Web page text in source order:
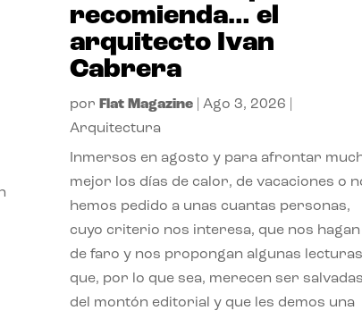
recomienda… el
arquitecto Ivan
Cabrera
por Flat Magazine| Ago 3, 2026
Arquitectura
Inmersos en agosto y para afrontar
mejor los días de calor, de vacaciones o
hemos pedido a unas cuantas personas,
cuyo criterio nos interesa, que nos hagan
de faro y nos propongan algunas lecturas
que, por lo que sea, merecen ser
del montón editorial y que les demos una